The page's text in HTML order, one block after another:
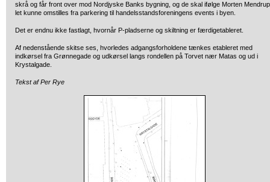
skrå og får front over mod Nordjyske Banks bygning, og de skal ifølge Morten Mendrup
let kunne omstilles fra parkering til handelsstandsforeningens events i byen.
Det er endnu ikke fastlagt, hvornår P-pladserne og skiltning er færdigetableret.
Af nedenstående skitse ses, hvorledes adgangsforholdene tænkes etableret med
indkørsel fra Grønnegade og udkørsel langs rondellen på Torvet nær Matas og ud i
Krystalgade.
Tekst af Per Rye